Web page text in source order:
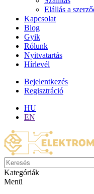
Elállás a
Kapcsolat
Blog
Gyik
Rólunk
Nyitvatartás
Hírlevél
Bejelentkezés
Regisztráció
HU
EN
Kategóriák
Menü